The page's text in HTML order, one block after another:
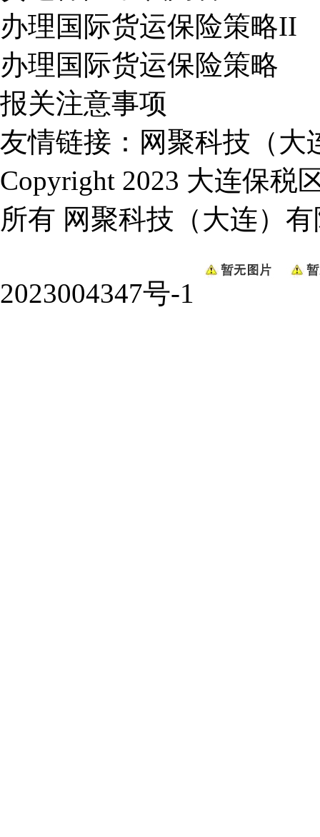
办理国际货运保险策略II
办理国际货运保险策略
报关注意事项
友情链接： 网聚科技（大
Copyright 2023 大连保税
所有 网聚科技（大连）
2023004347号-1